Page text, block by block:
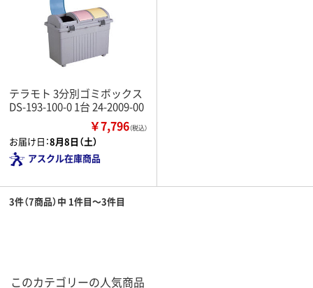
テラモト 3分別ゴミボックス
DS-193-100-0 1台 24-2009-00
￥7,796（税込）
お届け日：8月8日（土）
アスクル在庫商品
3件（7商品）中 1件目～3件目
このカテゴリーの人気商品